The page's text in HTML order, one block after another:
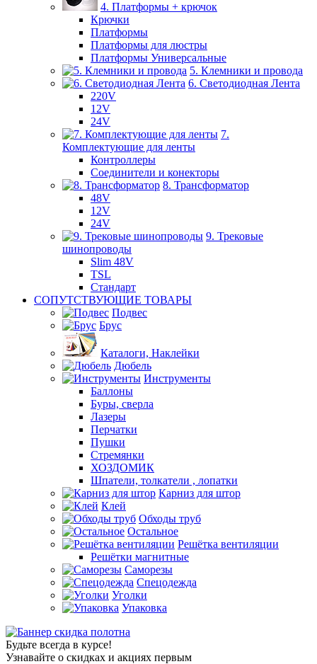
4. Платформы + крючок
Крючки
Платформы
Платформы для люстры
Платформы Универсальные
5. Клемники и провода
6. Светодиодная Лента
220V
12V
24V
7.
Комплектующие для ленты
Контроллеры
Соединители и конекторы
8. Трансформатор
48V
12V
24V
9. Трековые
шинопроводы
Slim 48V
TSL
Стандарт
СОПУТСТВУЮЩИЕ ТОВАРЫ
Подвес
Брус
Каталоги, Наклейки
Дюбель
Инструменты
Баллоны
Буры, сверла
Лазеры
Перчатки
Пушки
Стремянки
ХОЗДОМИК
Шпатели, толкатели , лопатки
Карниз для штор
Клей
Обходы труб
Остальное
Решётка вентиляции
Решётки магнитные
Саморезы
Спецодежда
Уголки
Упаковка
Будьте всегда в курсе!
Узнавайте о скидках и акциях первым